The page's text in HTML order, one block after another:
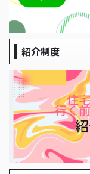
紹介制度